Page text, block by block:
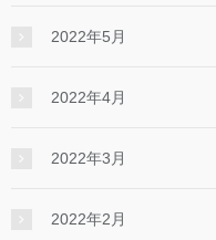
2022年5月
2022年4月
2022年3月
2022年2月